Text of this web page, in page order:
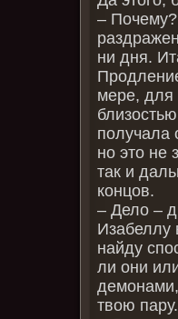
–
ни дня.
мере, для
получала
но это не
так и
концов.
– Дело –
Изабеллу
найду
ли они
твою пару.